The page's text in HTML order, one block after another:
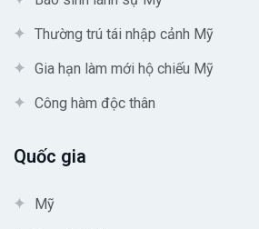
Thường trú tái nhập cảnh Mỹ
Gia hạn làm mới hộ chiếu Mỹ
Công hàm độc thân
Quốc gia
Mỹ